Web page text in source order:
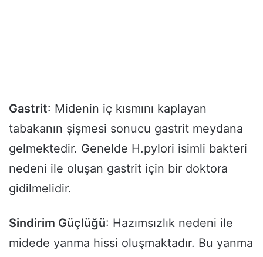
Gastrit: Midenin iç kısmını kaplayan
tabakanın şişmesi sonucu gastrit meydana
gelmektedir. Genelde H.pylori isimli bakteri
nedeni ile oluşan gastrit için bir doktora
gidilmelidir.
Sindirim Güçlüğü: Hazımsızlık nedeni ile
midede yanma hissi oluşmaktadır. Bu yanma